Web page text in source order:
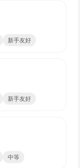
新手友好
新手友好
中等